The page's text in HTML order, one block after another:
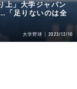
上」大学ジャパン
「足りないのは全
大学野球 2023/12/10